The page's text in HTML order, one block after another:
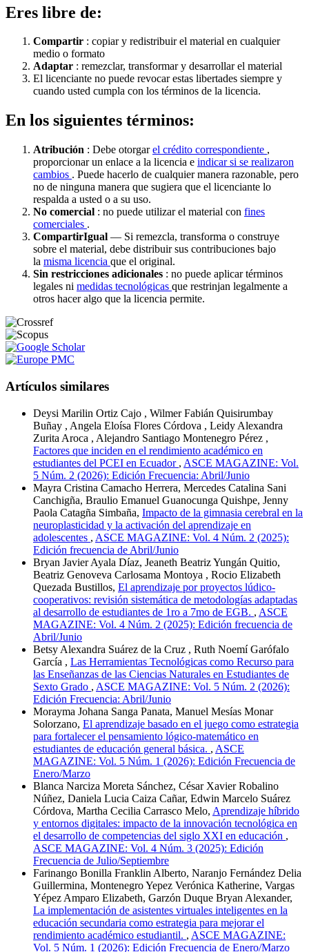
Eres libre de:
Compartir : copiar y redistribuir el material en cualquier
medio o formato
Adaptar : remezclar, transformar y desarrollar el material
El licenciante no puede revocar estas libertades siempre y
cuando usted cumpla con los términos de la licencia.
En los siguientes términos:
Atribución : Debe otorgarel crédito correspondiente ,
proporcionar un enlace a la licencia e indicar si se realizaron
cambios . Puede hacerlo de cualquier manera razonable, pero
no de ninguna manera que sugiera que el licenciante lo
respalda a usted o a su uso.
No comercial : no puede utilizar el material con fines
comerciales .
CompartirIgual — Si remezcla, transforma o construye
sobre el material, debe distribuir sus contribuciones bajo
la misma licencia que el original.
Sin restricciones adicionales : no puede aplicar términos
legales ni medidas tecnológicas que restrinjan legalmente a
otros hacer algo que la licencia permite.
Artículos similares
Deysi Marilin Ortiz Cajo , Wilmer Fabián Quisirumbay
Buñay , Angela Eloísa Flores Córdova , Leidy Alexandra
Zurita Aroca , Alejandro Santiago Montenegro Pérez ,
Factores que inciden en el rendimiento académico en
estudiantes del PCEI en Ecuador , ASCE MAGAZINE: Vol.
5 Núm. 2 (2026): Edición Frecuencia: Abril/Junio
Mayra Cristina Camacho Herrera, Mercedes Catalina Sani
Canchigña, Braulio Emanuel Guanocunga Quishpe, Jenny
Paola Catagña Simbaña, Impacto de la gimnasia cerebral en la
neuroplasticidad y la activación del aprendizaje en
adolescentes , ASCE MAGAZINE: Vol. 4 Núm. 2 (2025):
Edición frecuencia de Abril/Junio
Bryan Javier Ayala Díaz, Jeaneth Beatriz Yungán Quitio,
Beatriz Genoveva Carlosama Montoya , Rocio Elizabeth
Quezada Bustillos, El aprendizaje por proyectos lúdico-
cooperativos: revisión sistemática de metodologías adaptadas
al desarrollo de estudiantes de 1ro a 7mo de EGB. , ASCE
MAGAZINE: Vol. 4 Núm. 2 (2025): Edición frecuencia de
Abril/Junio
Betsy Alexandra Suárez de la Cruz , Ruth Noemí Garófalo
García , Las Herramientas Tecnológicas como Recurso para
las Enseñanzas de las Ciencias Naturales en Estudiantes de
Sexto Grado , ASCE MAGAZINE: Vol. 5 Núm. 2 (2026):
Edición Frecuencia: Abril/Junio
Morayma Johana Sanga Panata, Manuel Mesías Monar
Solorzano, El aprendizaje basado en el juego como estrategia
para fortalecer el pensamiento lógico-matemático en
estudiantes de educación general básica. , ASCE
MAGAZINE: Vol. 5 Núm. 1 (2026): Edición Frecuencia de
Enero/Marzo
Blanca Narciza Moreta Sánchez, César Xavier Robalino
Núñez, Daniela Lucia Caiza Cañar, Edwin Marcelo Suárez
Córdova, Martha Cecilia Carrasco Melo, Aprendizaje híbrido
y entornos digitales: impacto de la innovación tecnológica en
el desarrollo de competencias del siglo XXI en educación ,
ASCE MAGAZINE: Vol. 4 Núm. 3 (2025): Edición
Frecuencia de Julio/Septiembre
Farinango Bonilla Franklin Alberto, Naranjo Fernández Delia
Guillermina, Montenegro Yepez Verónica Katherine, Vargas
Yépez Amparo Elizabeth, Garzón Duque Bryan Alexander,
La implementación de asistentes virtuales inteligentes en la
educación secundaria como estrategia para mejorar el
rendimiento académico estudiantil. , ASCE MAGAZINE:
Vol. 5 Núm. 1 (2026): Edición Frecuencia de Enero/Marzo